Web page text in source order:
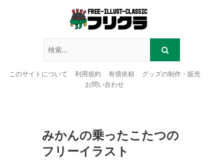
このサイトについて 利用規約 有償依頼
グッズの制作・販売
お問い合わせ
みかんの乗ったこたつの
フリーイラスト